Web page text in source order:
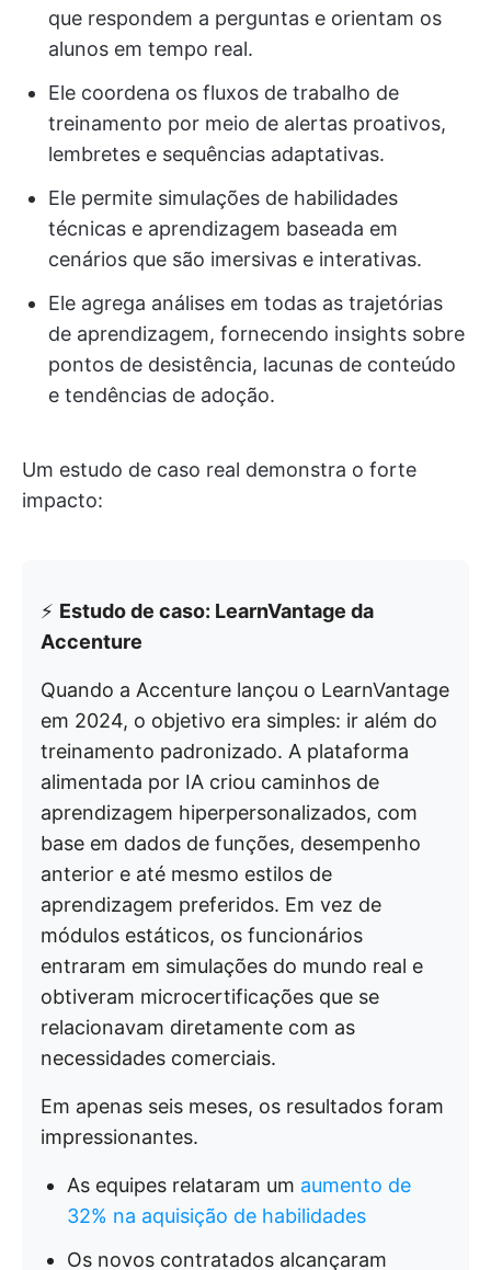
que respondem a perguntas e orientam os
alunos em tempo real.
Ele coordena os fluxos de trabalho de
treinamento por meio de alertas proativos,
lembretes e sequências adaptativas.
Ele permite simulações de habilidades
técnicas e aprendizagem baseada em
cenários que são imersivas e interativas.
Ele agrega análises em todas as trajetórias
de aprendizagem, fornecendo insights sobre
pontos de desistência, lacunas de conteúdo
e tendências de adoção.
Um estudo de caso real demonstra o forte
impacto:
⚡️ Estudo de caso: LearnVantage da
Accenture
Quando a Accenture lançou o LearnVantage
em 2024, o objetivo era simples: ir além do
treinamento padronizado. A plataforma
alimentada por IA criou caminhos de
aprendizagem hiperpersonalizados, com
base em dados de funções, desempenho
anterior e até mesmo estilos de
aprendizagem preferidos. Em vez de
módulos estáticos, os funcionários
entraram em simulações do mundo real e
obtiveram microcertificações que se
relacionavam diretamente com as
necessidades comerciais.
Em apenas seis meses, os resultados foram
impressionantes.
As equipes relataram um aumento de
32% na aquisição de habilidades
Os novos contratados alcançaram